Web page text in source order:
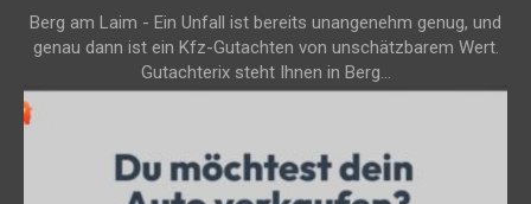
Berg am Laim - Ein Unfall ist bereits unangenehm genug, und
genau dann ist ein Kfz-Gutachten von unschätzbarem Wert.
Gutachterix steht Ihnen in Berg...